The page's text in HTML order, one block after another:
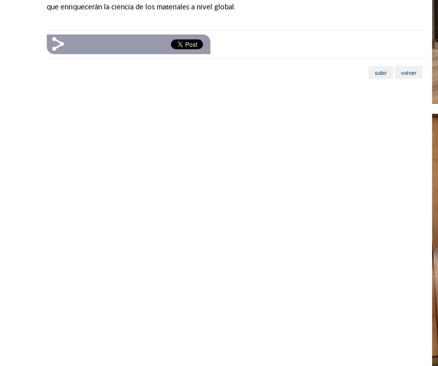
que enriquecerán la ciencia de los materiales a nivel global.
subir volver